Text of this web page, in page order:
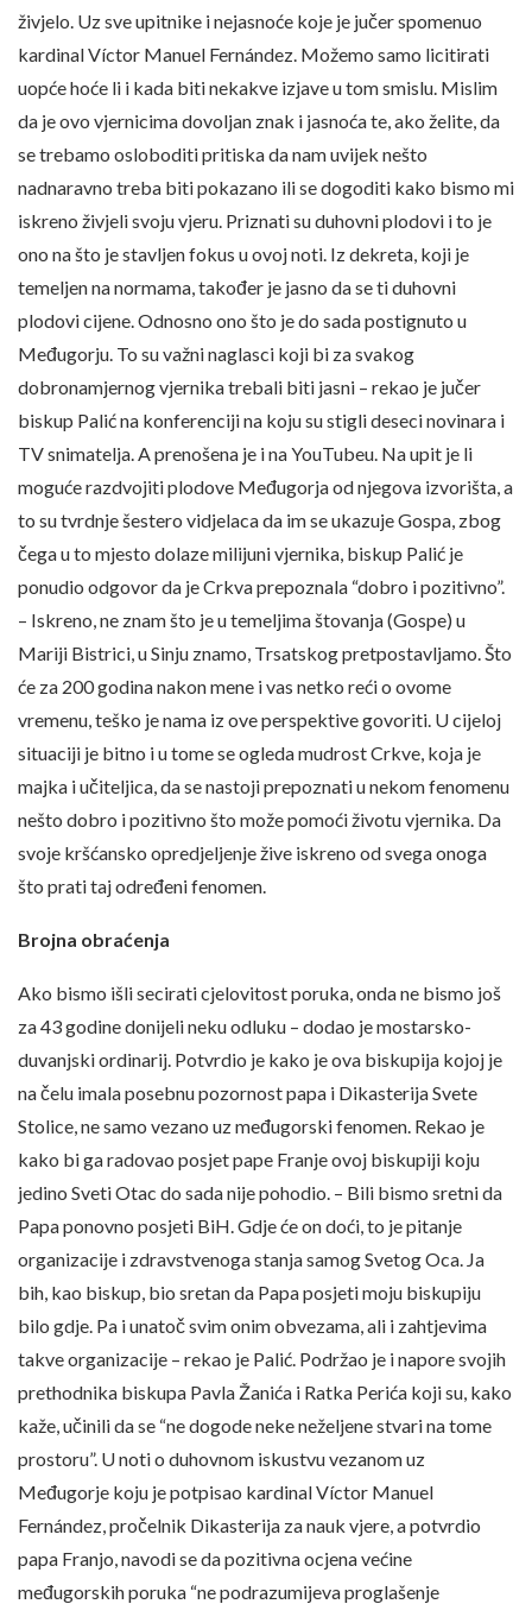
živjelo. Uz sve upitnike i nejasnoće koje je jučer spomenuo
kardinal Víctor Manuel Fernández. Možemo samo licitirati
uopće hoće li i kada biti nekakve izjave u tom smislu. Mislim
da je ovo vjernicima dovoljan znak i jasnoća te, ako želite, da
se trebamo osloboditi pritiska da nam uvijek nešto
nadnaravno treba biti pokazano ili se dogoditi kako bismo mi
iskreno živjeli svoju vjeru. Priznati su duhovni plodovi i to je
ono na što je stavljen fokus u ovoj noti. Iz dekreta, koji je
temeljen na normama, također je jasno da se ti duhovni
plodovi cijene. Odnosno ono što je do sada postignuto u
Međugorju. To su važni naglasci koji bi za svakog
dobronamjernog vjernika trebali biti jasni – rekao je jučer
biskup Palić na konferenciji na koju su stigli deseci novinara i
TV snimatelja. A prenošena je i na YouTubeu. Na upit je li
moguće razdvojiti plodove Međugorja od njegova izvorišta, a
to su tvrdnje šestero vidjelaca da im se ukazuje Gospa, zbog
čega u to mjesto dolaze milijuni vjernika, biskup Palić je
ponudio odgovor da je Crkva prepoznala “dobro i pozitivno”.
– Iskreno, ne znam što je u temeljima štovanja (Gospe) u
Mariji Bistrici, u Sinju znamo, Trsatskog pretpostavljamo. Što
će za 200 godina nakon mene i vas netko reći o ovome
vremenu, teško je nama iz ove perspektive govoriti. U cijeloj
situaciji je bitno i u tome se ogleda mudrost Crkve, koja je
majka i učiteljica, da se nastoji prepoznati u nekom fenomenu
nešto dobro i pozitivno što može pomoći životu vjernika. Da
svoje kršćansko opredjeljenje žive iskreno od svega onoga
što prati taj određeni fenomen.
Brojna obraćenja
Ako bismo išli secirati cjelovitost poruka, onda ne bismo još
za 43 godine donijeli neku odluku – dodao je mostarsko-
duvanjski ordinarij. Potvrdio je kako je ova biskupija kojoj je
na čelu imala posebnu pozornost papa i Dikasterija Svete
Stolice, ne samo vezano uz međugorski fenomen. Rekao je
kako bi ga radovao posjet pape Franje ovoj biskupiji koju
jedino Sveti Otac do sada nije pohodio. – Bili bismo sretni da
Papa ponovno posjeti BiH. Gdje će on doći, to je pitanje
organizacije i zdravstvenoga stanja samog Svetog Oca. Ja
bih, kao biskup, bio sretan da Papa posjeti moju biskupiju
bilo gdje. Pa i unatoč svim onim obvezama, ali i zahtjevima
takve organizacije – rekao je Palić. Podržao je i napore svojih
prethodnika biskupa Pavla Žanića i Ratka Perića koji su, kako
kaže, učinili da se “ne dogode neke neželjene stvari na tome
prostoru”. U noti o duhovnom iskustvu vezanom uz
Međugorje koju je potpisao kardinal Víctor Manuel
Fernández, pročelnik Dikasterija za nauk vjere, a potvrdio
papa Franjo, navodi se da pozitivna ocjena većine
međugorskih poruka “ne podrazumijeva proglašenje